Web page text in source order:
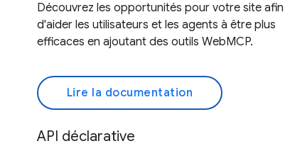
Découvrez les opportunités pour votre site afin
d'aider les utilisateurs et les agents à être plus
efficaces en ajoutant des outils WebMCP.
Lire la documentation
API déclarative